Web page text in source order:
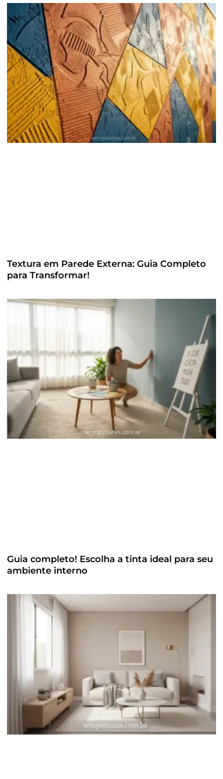
Textura em Parede Externa: Guia Completo
para Transformar!
Guia completo! Escolha a tinta ideal para seu
ambiente interno